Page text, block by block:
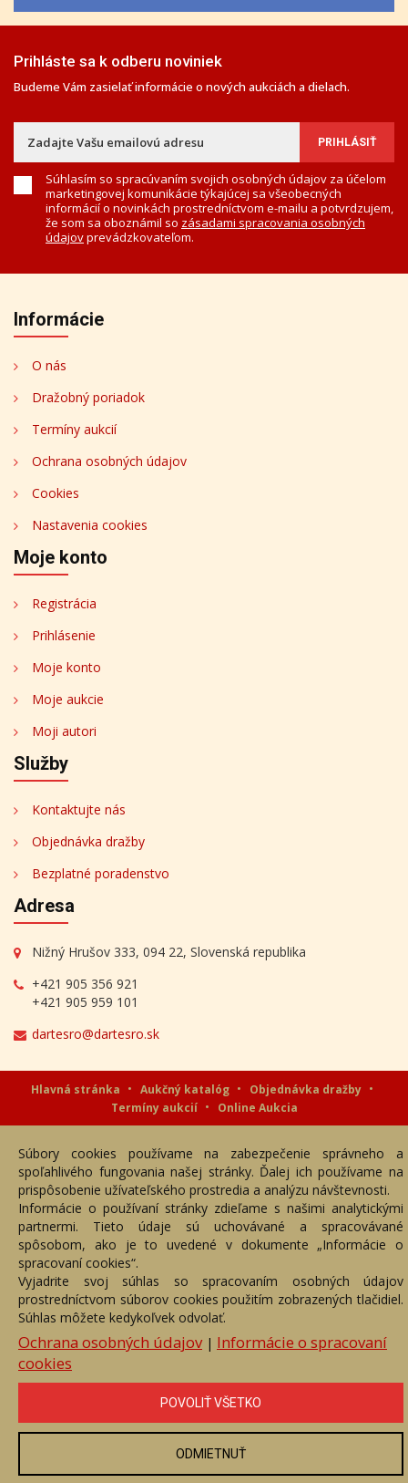
Prihláste sa k odberu noviniek
Budeme Vám zasielať informácie o nových aukciách a dielach.
Súhlasím so spracúvaním svojich osobných údajov za účelom
marketingovej komunikácie týkajúcej sa všeobecných
informácií o novinkách prostredníctvom e-mailu a potvrdzujem,
že som sa oboznámil so zásadami spracovania osobných
údajovprevádzkovateľom.
Informácie
O nás
Dražobný poriadok
Termíny aukcií
Ochrana osobných údajov
Cookies
Nastavenia cookies
Moje konto
Registrácia
Prihlásenie
Moje konto
Moje aukcie
Moji autori
Služby
Kontaktujte nás
Objednávka dražby
Bezplatné poradenstvo
Adresa
Nižný Hrušov 333, 094 22, Slovenská republika
+421 905 356 921
+421 905 959 101
dartesro@dartesro.sk
Hlavná stránka Aukčný katalóg
Objednávka dražby
Termíny aukcií
Online Aukcia
Akékoľvek používanie obrazových a textových súčastí tejto stránky je
podmienené výslovným súhlasom jej vlastníka. Všetky práva sú
vyhradené.
Súbory cookies používame na zabezpečenie správneho a
spoľahlivého fungovania našej stránky. Ďalej ich používame na
prispôsobenie užívateľského prostredia a analýzu návštevnosti.
Informácie o používaní stránky zdieľame s našimi analytickými
partnermi. Tieto údaje sú uchovávané a spracovávané
spôsobom, ako je to uvedené v dokumente „Informácie o
spracovaní cookies“.
Vyjadrite svoj súhlas so spracovaním osobných údajov
prostredníctvom súborov cookies použitím zobrazených tlačidiel.
Súhlas môžete kedykoľvek odvolať.
Ochrana osobných údajov| Informácie o spracovaní
cookies
POVOLIŤ VŠETKO
ODMIETNUŤ